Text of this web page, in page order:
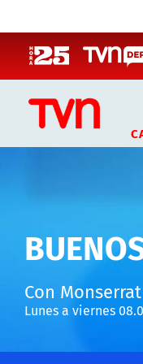
Con
Lunes a viernes